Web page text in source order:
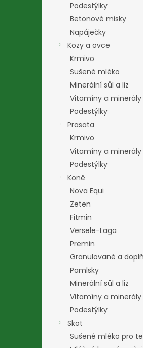
Podestýlky
Betonové misky
Napáječky
Kozy a ovce
Krmivo
Sušené mléko
Minerální sůl a liz
Vitamíny a minerály
Podestýlky
Prasata
Krmivo
Vitamíny a minerály
Podestýlky
Koně
Nova Equi
Zeten
Fitmin
Versele-Laga
Premin
Granulované a
Pamlsky
Minerální sůl a liz
Vitamíny a minerály
Podestýlky
Skot
Sušené mléko pro